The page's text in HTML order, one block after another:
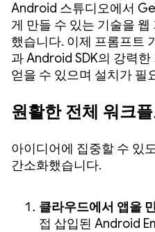
Android 스튜디오에서
게 만들 수 있는 기술을 웹
했습니다. 이제 프롬프트
과 Android SDK의 강력
얻을 수 있으며 설치가 필
원활한 전체 워크
아이디어에 집중할 수 있
간소화했습니다.
클라우드에서 앱을
접 삽입된 Android